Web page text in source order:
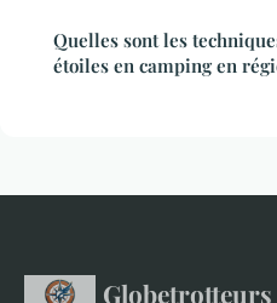
Quelles sont les
étoiles en camping en
Globetrotteurs